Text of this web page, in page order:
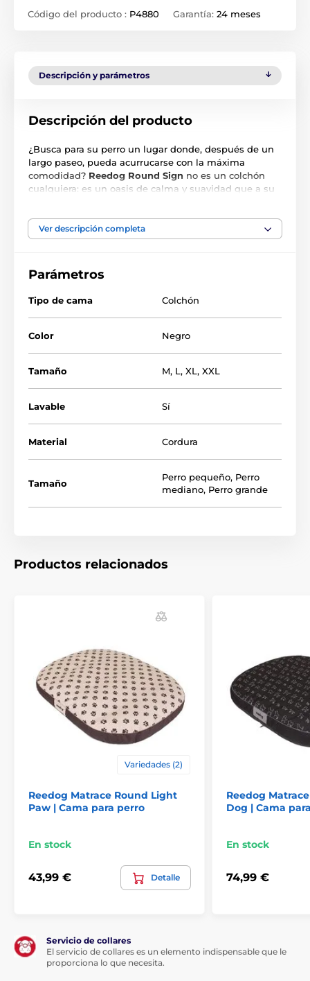
Código del producto : P4880 Garantía: 24 meses
Descripción y parámetros
Descripción del producto
¿Busca para su perro un lugar donde, después de un
largo paseo, pueda acurrucarse con la máxima
comodidad? Reedog Round Sign no es un colchón
cualquiera: es un oasis de calma y suavidad que a su
La resistencia, lo primero:
resiste sin esfuerzo incluso el escarbar ocasional o
Higiene sin esfuerzo:
nueva.
que el colchón no pierda su forma ni siquiera tras
un uso prolongado.
Olvídese de una limpieza complicada: ¡solo hay que
abrir y lavar! Como muestra la imagen, el colchón
Reedog Round está equipado con una práctica y
resistente cremallera en la parte inferior. Gracias a ello,
puede quitar la funda en cuestión de segundos y
una cama limpia, con buen olor e higiénica, sin
Ver descripción completa
Parámetros
Tipo de cama Colchón
Color Negro
Tamaño M, L, XL, XXL
Lavable Sí
Material Cordura
Tamaño
Perro pequeño, Perro
mediano, Perro grande
Productos relacionados
Variedades (2)
Reedog Matrace Round Light
Paw | Cama para perro
En stock
43,99 € Detalle
Reedog
Dog | Cama
En stock
74,99 €
Servicio de collares
El servicio de collares es un elemento indispensable que le
proporciona lo que necesita.